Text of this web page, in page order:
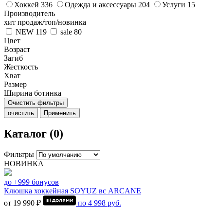
Хоккей 336 Одежда и аксессуары 204 Услуги 15
Производитель
хит продаж/топ/новинка
NEW 119 sale 80
Цвет
Возраст
Загиб
Жесткость
Хват
Размер
Ширина ботинка
Очистить фильтры
очистить
Применить
Каталог (0)
Фильтры
НОВИНКА
до +999 бонусов
Клюшка хоккейная SOYUZ вс ARCANE
от 19 990 ₽
по 4 998 руб.